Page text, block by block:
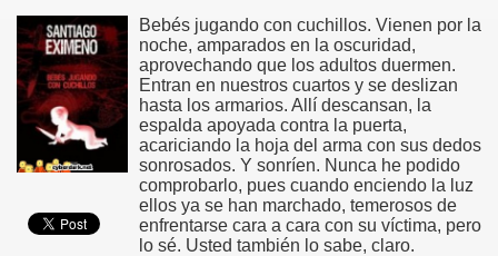
Bebés jugando con cuchillos. Vienen por la
noche, amparados en la oscuridad,
aprovechando que los adultos duermen.
Entran en nuestros cuartos y se deslizan
hasta los armarios. Allí descansan, la
espalda apoyada contra la puerta,
acariciando la hoja del arma con sus dedos
sonrosados. Y sonríen. Nunca he podido
comprobarlo, pues cuando enciendo la luz
ellos ya se han marchado, temerosos de
enfrentarse cara a cara con su víctima, pero
lo sé. Usted también lo sabe, claro.